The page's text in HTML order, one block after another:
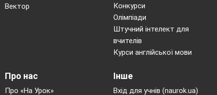
складні речення з поданих простих, за
допомогою сполучників сурядності і
Вектор
Конкурси
Олімпіади
Штучний інтелект для
вчителів
Курси англійської мови
Про нас
Про «На Урок»
Інше
Вхід для учнів (naurok.ua)